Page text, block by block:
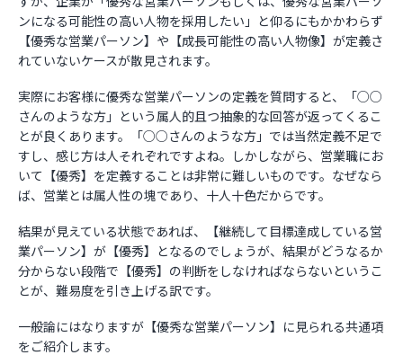
ンになる可能性の高い人物を採用したい」と仰るにもかかわらず
【優秀な営業パーソン】や【成長可能性の高い人物像】が定義さ
れていないケースが散見されます。
実際にお客様に優秀な営業パーソンの定義を質問すると、「○○
さんのような方」という属人的且つ抽象的な回答が返ってくるこ
とが良くあります。「○○さんのような方」では当然定義不足で
すし、感じ方は人それぞれですよね。しかしながら、営業職にお
いて【優秀】を定義することは非常に難しいものです。なぜなら
ば、営業とは属人性の塊であり、十人十色だからです。
結果が見えている状態であれば、【継続して目標達成している営
業パーソン】が【優秀】となるのでしょうが、結果がどうなるか
分からない段階で【優秀】の判断をしなければならないというこ
とが、難易度を引き上げる訳です。
一般論にはなりますが【優秀な営業パーソン】に見られる共通項
をご紹介します。